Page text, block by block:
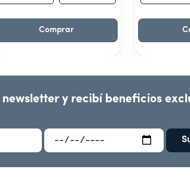
Comprar
newsletter y recibí beneficios